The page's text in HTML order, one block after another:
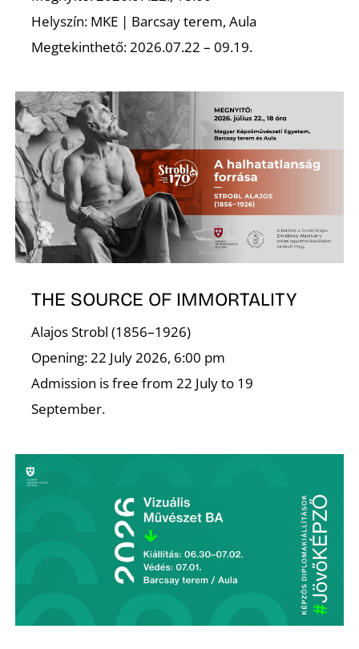
Helyszín: MKE | Barcsay terem, Aula
Megtekinthető: 2026.07.22 – 09.19.
THE SOURCE OF IMMORTALITY
Alajos Strobl (1856–1926)
Opening: 22 July 2026, 6:00 pm
Admission is free from 22 July to 19
September.